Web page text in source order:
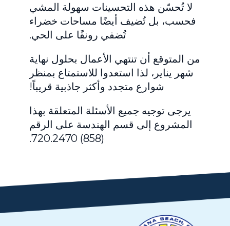
لا تُحسّن هذه التحسينات سهولة المشي
فحسب، بل تُضيف أيضًا مساحات خضراء
تُضفي رونقًا على الحي.
من المتوقع أن تنتهي الأعمال بحلول نهاية
شهر يناير، لذا استعدوا للاستمتاع بمنظر
شوارع متجدد وأكثر جاذبية قريباً!
يرجى توجيه جميع الأسئلة المتعلقة بهذا
المشروع إلى قسم الهندسة على الرقم
(858) 720.2470.